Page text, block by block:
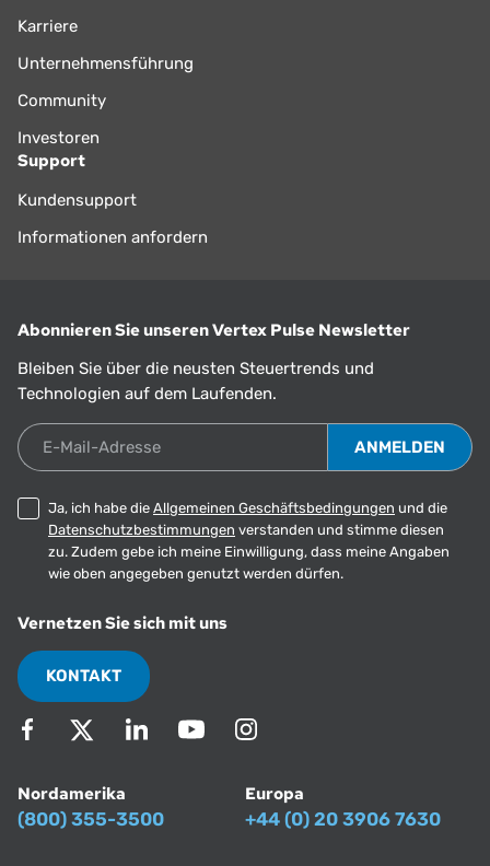
Karriere
Unternehmensführung
Community
Investoren
Support
Kundensupport
Informationen anfordern
Abonnieren Sie unseren Vertex Pulse Newsletter
Bleiben Sie über die neusten Steuertrends und
Technologien auf dem Laufenden.
E-Mail-Adresse
Ja, ich habe die Allgemeinen Geschäftsbedingungen und die
Datenschutzbestimmungen verstanden und stimme diesen
zu. Zudem gebe ich meine Einwilligung, dass meine Angaben
wie oben angegeben genutzt werden dürfen.
Vernetzen Sie sich mit uns
KONTAKT
Nordamerika
(800) 355-3500
Europa
+44 (0) 20 3906 7630